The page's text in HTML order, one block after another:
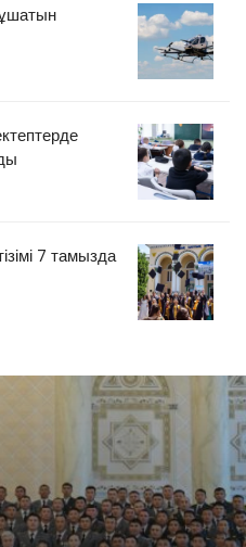
7 тамызда